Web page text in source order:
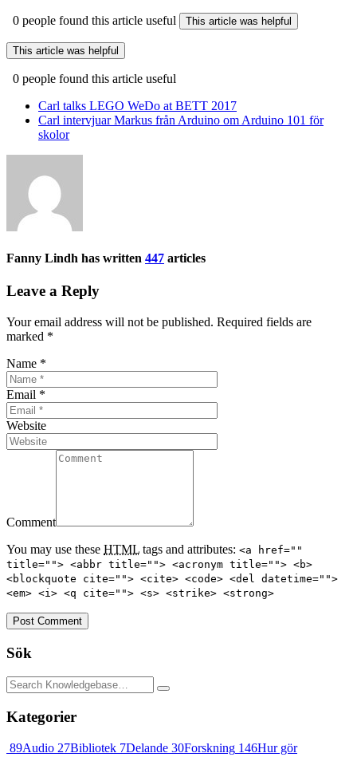
0 people found this article useful This article was helpful
This article was helpful
0 people found this article useful
Post
navigation
Carl talks LEGO WeDo at BETT 2017
Carl intervjuar Markus från Arduino om Arduino 101 för
skolor
Fanny Lindh has written 447 articles
Leave a Reply
Your email address will not be published. Required fields are
marked *
Name *
Email *
Website
Comment
You may use these HTML tags and attributes: <a href=""
title=""> <abbr title=""> <acronym title=""> <b>
<blockquote cite=""> <cite> <code> <del datetime="">
<em> <i> <q cite=""> <s> <strike> <strong>
Post Comment
Sök
Kategorier
89Audio 27Bibliotek 7Delande 30Forskning 146Hur gör